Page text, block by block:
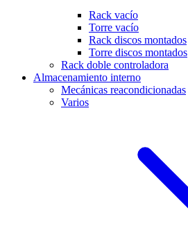
Rack vacío
Torre vacío
Rack discos montados
Torre discos montados
Rack doble controladora
Almacenamiento interno
Mecánicas reacondicionadas
Varios